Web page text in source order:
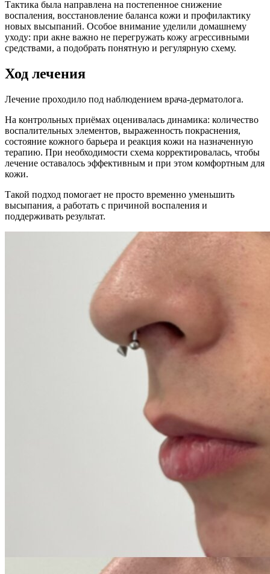
Тактика была направлена на постепенное снижение
воспаления, восстановление баланса кожи и профилактику
новых высыпаний. Особое внимание уделили домашнему
уходу: при акне важно не перегружать кожу агрессивными
средствами, а подобрать понятную и регулярную схему.
Ход лечения
Лечение проходило под наблюдением врача-дерматолога.
На контрольных приёмах оценивалась динамика: количество
воспалительных элементов, выраженность покраснения,
состояние кожного барьера и реакция кожи на назначенную
терапию. При необходимости схема корректировалась, чтобы
лечение оставалось эффективным и при этом комфортным для
кожи.
Такой подход помогает не просто временно уменьшить
высыпания, а работать с причиной воспаления и
поддерживать результат.